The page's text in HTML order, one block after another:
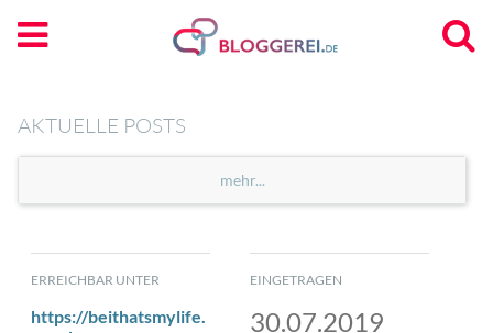
AKTUELLE POSTS
mehr...
ERREICHBAR UNTER
https://beithatsmylife.
EINGETRAGEN
30.07.2019